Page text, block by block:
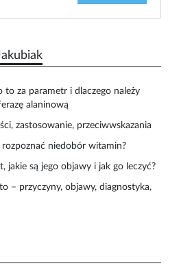
to za parametr i dlaczego należy
alaninową
zastosowanie, przeciwwskazania
niedobór witamin?
jakie są jego objawy i jak go leczyć?
– przyczyny, objawy, diagnostyka,